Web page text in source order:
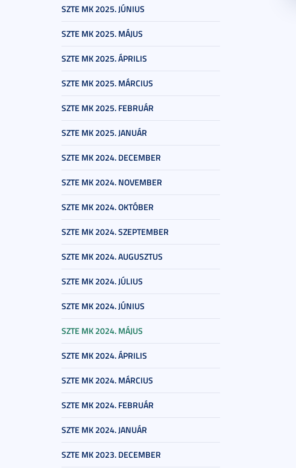
SZTE MK 2025. JÚNIUS
SZTE MK 2025. MÁJUS
SZTE MK 2025. ÁPRILIS
SZTE MK 2025. MÁRCIUS
SZTE MK 2025. FEBRUÁR
SZTE MK 2025. JANUÁR
SZTE MK 2024. DECEMBER
SZTE MK 2024. NOVEMBER
SZTE MK 2024. OKTÓBER
SZTE MK 2024. SZEPTEMBER
SZTE MK 2024. AUGUSZTUS
SZTE MK 2024. JÚLIUS
SZTE MK 2024. JÚNIUS
SZTE MK 2024. MÁJUS
SZTE MK 2024. ÁPRILIS
SZTE MK 2024. MÁRCIUS
SZTE MK 2024. FEBRUÁR
SZTE MK 2024. JANUÁR
SZTE MK 2023. DECEMBER